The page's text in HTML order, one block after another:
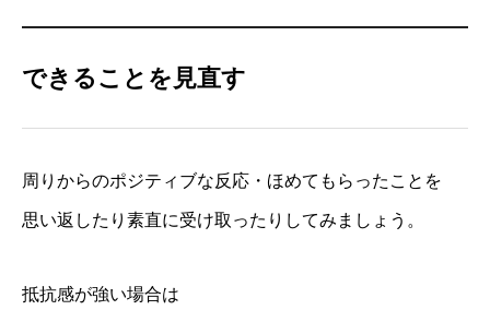
できることを見直す
周りからのポジティブな反応・ほめてもらったことを
思い返したり素直に受け取ったりしてみましょう。
抵抗感が強い場合は